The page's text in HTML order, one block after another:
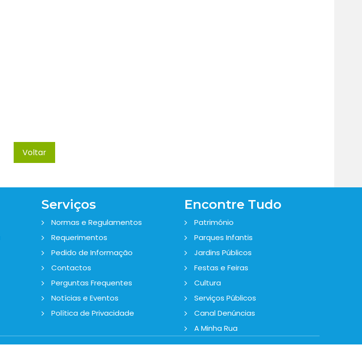
Voltar
Serviços
Normas e Regulamentos
Requerimentos
Pedido de Informação
Contactos
Perguntas Frequentes
Notícias e Eventos
Política de Privacidade
Encontre Tudo
Património
Parques Infantis
Jardins Públicos
Festas e Feiras
Cultura
Serviços Públicos
Canal Denúncias
A Minha Rua